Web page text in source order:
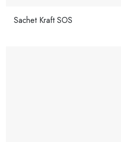
Sachet Kraft SOS